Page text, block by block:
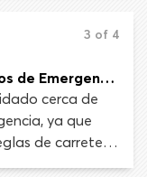
autobuses3 of 4
Compartir el Camino con Vehículos de Emergencia
cerca de
ya que
de carretera
y luces. Esto los